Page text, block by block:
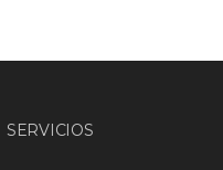
SERVICIOS